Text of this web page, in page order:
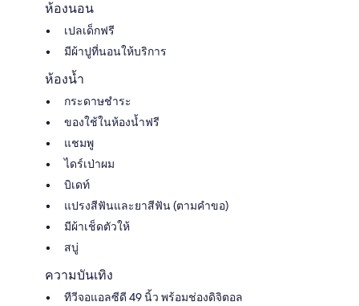
ห้องนอน
เปลเด็กฟรี
มีผ้าปูที่นอนให้บริการ
ห้องน้ำ
กระดาษชำระ
ของใช้ในห้องน้ำฟรี
แชมพู
ไดร์เป่าผม
บิเดท์
แปรงสีฟันและยาสีฟัน (ตามคำขอ)
มีผ้าเช็ดตัวให้
สบู่
ความบันเทิง
ทีวีจอแอลซีดี 49 นิ้ว พร้อมช่องดิจิตอล